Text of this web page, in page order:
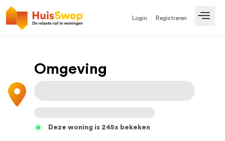
Login Registreren
Omgeving
Deze woning is 245x bekeken